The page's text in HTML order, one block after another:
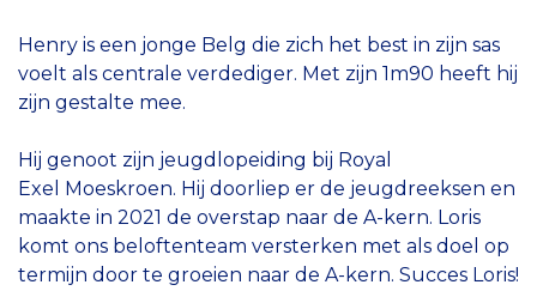
Henry is een jonge Belg die zich het best in zijn sas
voelt als centrale verdediger. Met zijn 1m90 heeft hij
zijn gestalte mee.
Hij genoot zijn jeugdlopeiding bij Royal
Exel Moeskroen. Hij doorliep er de jeugdreeksen en
maakte in 2021 de overstap naar de A-kern. Loris
komt ons beloftenteam versterken met als doel op
termijn door te groeien naar de A-kern. Succes Loris!